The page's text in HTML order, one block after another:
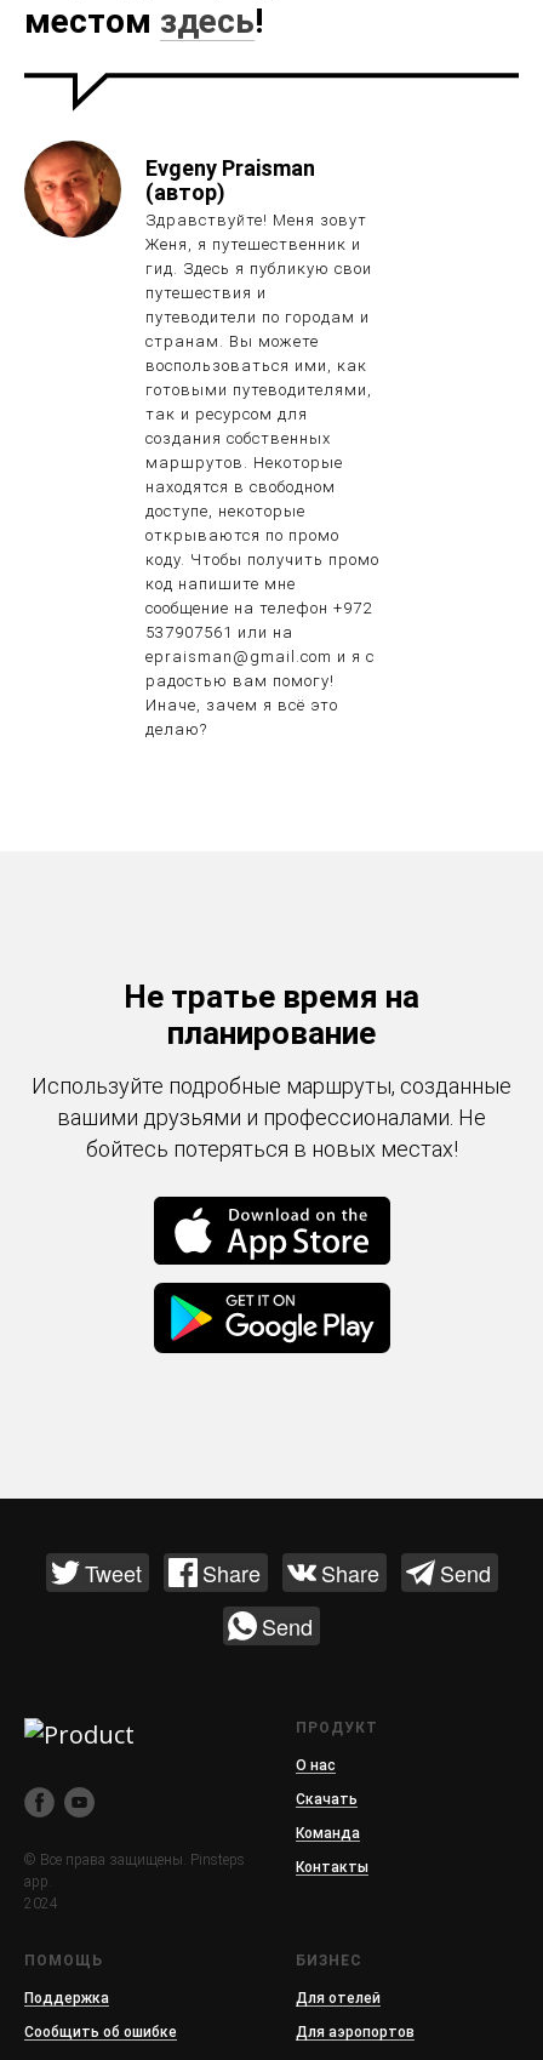
местом здесь!
Evgeny Praisman
(автор)
Здравствуйте! Меня зовут
Женя, я путешественник и
гид. Здесь я публикую свои
путешествия и
путеводители по городам и
странам. Вы можете
воспользоваться ими, как
готовыми путеводителями,
так и ресурсом для
создания собственных
маршрутов. Некоторые
находятся в свободном
доступе, некоторые
открываются по промо
коду. Чтобы получить промо
код напишите мне
сообщение на телефон +972
537907561 или на
epraisman@gmail.com и я с
радостью вам помогу!
Иначе, зачем я всё это
делаю?
Не тратье время на
планирование
Используйте подробные маршруты, созданные
вашими друзьями и профессионалами. Не
бойтесь потеряться в новых местах!
Tweet Share Share
Send
Send
© Все права защищены. Pinsteps
app.
2024
ПРОДУКТ
О нас
Скачать
Команда
Контакты
ПОМОЩЬ
Поддержка
Сообщить об ошибке
БИЗНЕС
Для отелей
Для аэропортов